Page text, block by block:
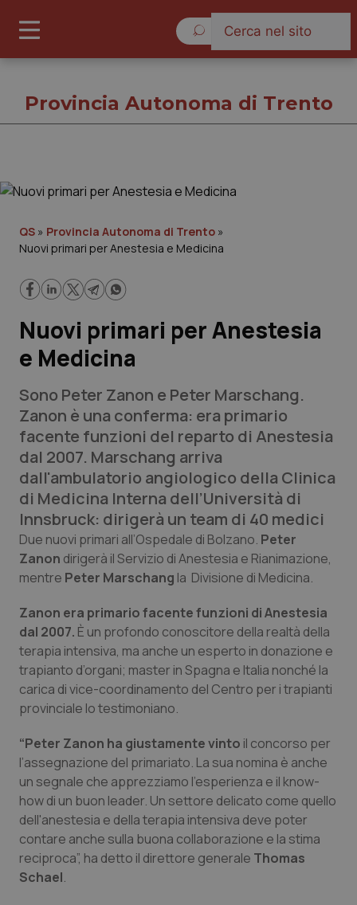
Cronache
Lavoro e Professioni
Scienza e Farmaci
Studi e Analisi
Lettere al direttore
Edizioni Regionali
QS Pro
Abruzzo
Basilicata
Campania
Emilia-Romagna
Friuli Venezia Giulia
QS Pro Gold
Artrite & artrosi
Car-T
Colesterolo & coronaropatie
Dermatite Atopica
QS Club Newsletter
Provincia Autonoma di Trento
QS » Provincia Autonoma di Trento »
Nuovi primari per Anestesia e Medicina
Nuovi primari per Anestesia
e Medicina
Sono Peter Zanon e Peter Marschang.
Zanon è una conferma: era primario
facente funzioni del reparto di Anestesia
dal 2007. Marschang arriva
dall'ambulatorio angiologico della Clinica
di Medicina Interna dell’Università di
Innsbruck: dirigerà un team di 40 medici
Due nuovi primari all’Ospedale di Bolzano. Peter
Zanon dirigerà il Servizio di Anestesia e Rianimazione,
mentre Peter Marschang la Divisione di Medicina.
Zanon era primario facente funzioni di Anestesia
dal 2007. È un profondo conoscitore della realtà della
terapia intensiva, ma anche un esperto in donazione e
trapianto d’organi; master in Spagna e Italia nonché la
carica di vice-coordinamento del Centro per i trapianti
provinciale lo testimoniano.
“Peter Zanon ha giustamente vinto il concorso per
l’assegnazione del primariato. La sua nomina è anche
un segnale che apprezziamo l'esperienza e il know-
how di un buon leader. Un settore delicato come quello
dell'anestesia e della terapia intensiva deve poter
contare anche sulla buona collaborazione e la stima
reciproca”, ha detto il direttore generale Thomas
Schael.